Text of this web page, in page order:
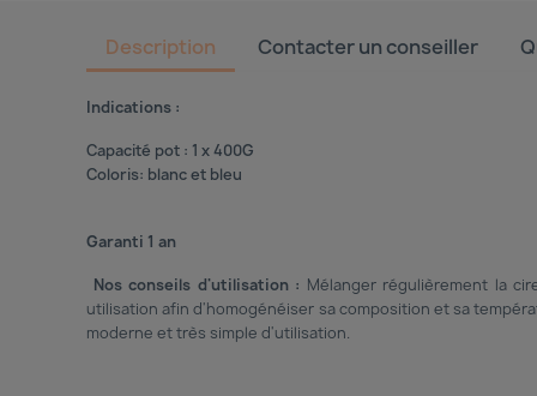
Description Contacter un conseiller
Indications :
Capacité pot : 1 x 400G
Coloris: blanc et bleu
Garanti 1 an
Nos conseils d'utilisation : Mélanger régulièrement la
utilisation afin d'homogénéiser sa composition et sa
moderne et très simple d'utilisation.